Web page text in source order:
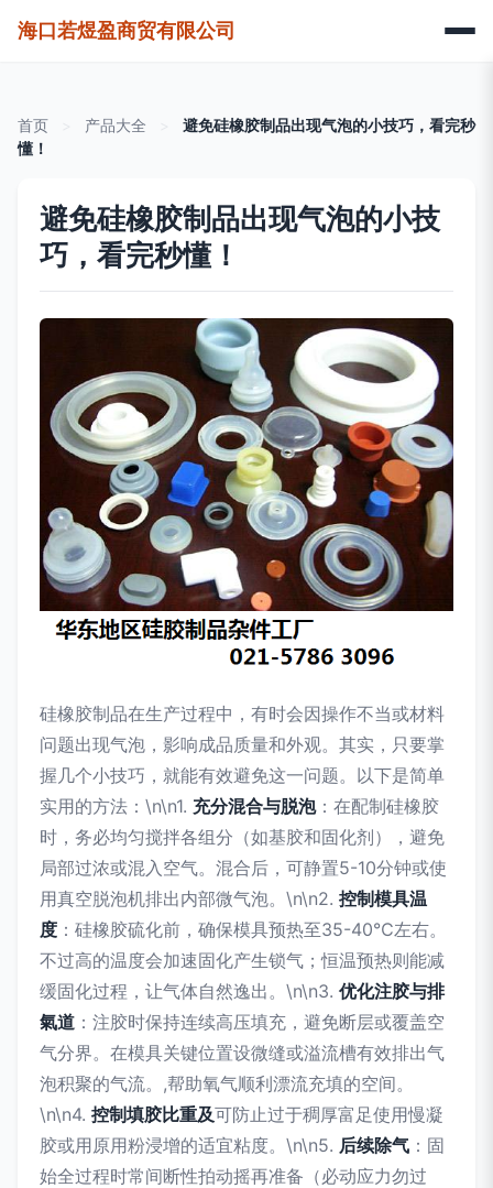
海口若煜盈商贸有限公司
首页 产品大全
避免硅橡胶制品出现气泡的小技巧，看完秒
懂！
避免硅橡胶制品出现气泡的小技
巧，看完秒懂！
硅橡胶制品在生产过程中，有时会因操作不当或材料
问题出现气泡，影响成品质量和外观。其实，只要掌
握几个小技巧，就能有效避免这一问题。以下是简单
实用的方法：\n\n1. 充分混合与脱泡：在配制硅橡胶
时，务必均匀搅拌各组分（如基胶和固化剂），避免
局部过浓或混入空气。混合后，可静置5-10分钟或使
用真空脱泡机排出内部微气泡。\n\n2. 控制模具温
度 ：硅橡胶硫化前，确保模具预热至35-40℃左右。
不过高的温度会加速固化产生锁气；恒温预热则能减
缓固化过程，让气体自然逸出。\n\n3. 优化注胶与排
氣道 ：注胶时保持连续高压填充，避免断层或覆盖空
气分界。在模具关键位置设微缝或溢流槽有效排出气
泡积聚的气流。,帮助氧气顺利漂流充填的空间。
\n\n4. 控制填胶比重及可防止过于稠厚富足使用慢凝
胶或用原用粉浸增的适宜粘度。\n\n5. 后续除气 ：固
始全过程时常间断性拍动摇再准备（必动应力勿过